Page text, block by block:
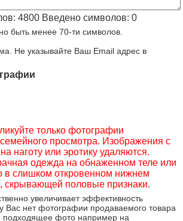
4800 Введено символов: 0
быть менее 70-ти символов.
Не указывайте Ваш Email адрес в
только фотографии
просмотра. Изображения с
наготу или эротику удаляются.
одежда на обнаженном теле или
в слишком откровенном нижнем
скрывающей половые признаки.
увеличивает эффективность
Вас нет фотографии продаваемого товара
подходящее фото например на